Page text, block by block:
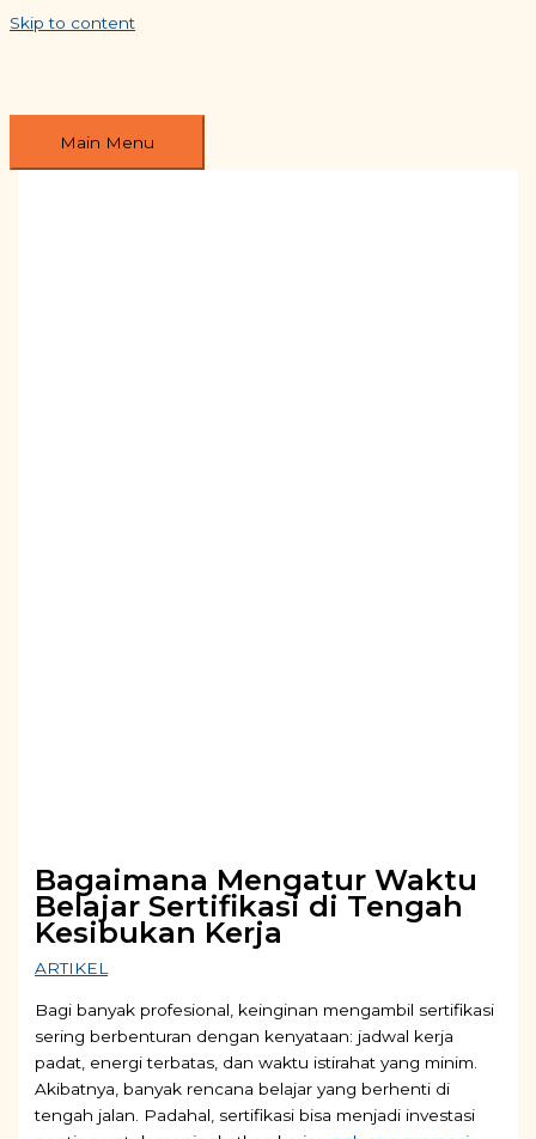
Skip to content
Main Menu
Bagaimana Mengatur Waktu
Belajar Sertifikasi di Tengah
Kesibukan Kerja
ARTIKEL
Bagi banyak profesional, keinginan mengambil sertifikasi
sering berbenturan dengan kenyataan: jadwal kerja
padat, energi terbatas, dan waktu istirahat yang minim.
Akibatnya, banyak rencana belajar yang berhenti di
tengah jalan. Padahal, sertifikasi bisa menjadi investasi